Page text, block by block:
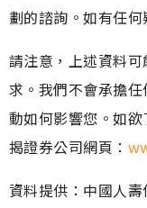
劃的諮詢。如有任
請注意，上述資料
求。我們不會承擔
動如何影響您。如
揭證券公司網頁：
資料提供：中國人